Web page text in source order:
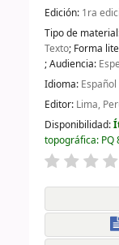
Edición: 1ra
Tipo de
Texto; Forma
; Audiencia:
Idioma: Español
Editor: Lima,
Disponibilidad:
topográfica: PQ